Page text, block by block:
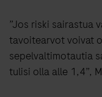
”Jos riski sairastua
tavoitearvot voivat
sepelvaltimotautia
tulisi olla alle 1,4”,